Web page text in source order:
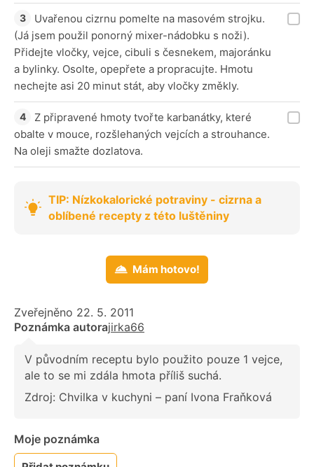
Uvařenou cizrnu pomelte na masovém strojku.
(Já jsem použil ponorný mixer-nádobku s noži).
Přidejte vločky, vejce, cibuli s česnekem, majoránku
a bylinky. Osolte, opepřete a propracujte. Hmotu
nechejte asi 20 minut stát, aby vločky změkly.
Z připravené hmoty tvořte karbanátky, které
obalte v mouce, rozšlehaných vejcích a strouhance.
Na oleji smažte dozlatova.
TIP: Nízkokalorické potraviny - cizrna a
oblíbené recepty z této luštěniny
Mám hotovo!
Zveřejněno 22. 5. 2011
Poznámka autorajirka66
V původním receptu bylo použito pouze 1 vejce,
ale to se mi zdála hmota příliš suchá.
Zdroj: Chvilka v kuchyni – paní Ivona Fraňková
Moje poznámka